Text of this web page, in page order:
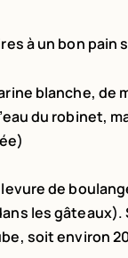
à un bon pain
blanche, de
du robinet,
levure de
les
soit environ